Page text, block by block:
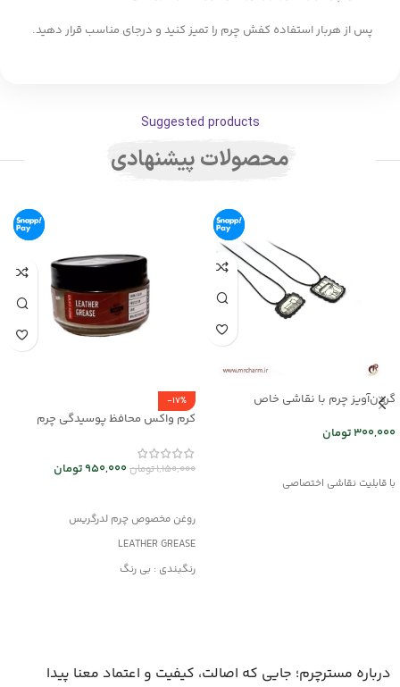
پس از هربار استفاده کفش چرم را تمیز کنید و درجای مناسب قرار دهید.
Suggested products
محصولات پیشنهادی
گردن‌آویز چرم با نقاشی خاص
300,000تومان
با قابلیت نقاشی اختصاصی
-17%
کرم واکس محافظ پوسیدگی چرم
1,150,000تومان950,000تومان
روغن مخصوص چرم لدرگریس
LEATHER GREASE
رنگبندی : بی رنگ
درباره مسترچرم؛ جایی که اصالت، کیفیت و اعتماد معنا پیدا